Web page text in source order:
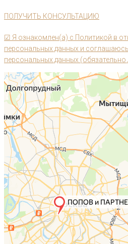
ПОЛУЧИТЬ КОНСУЛЬТАЦИЮ
☑ Я ознакомлен(а) с Политикой в
персональных данных и
персональных данных (обязательно